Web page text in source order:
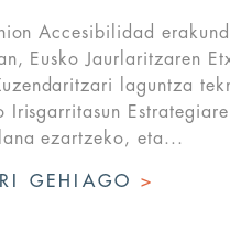
Accesibilidad
Eusko Jaurlaritzaren
laguntza
Irisgarritasun
ezartzeko, eta...
GEHIAGO>